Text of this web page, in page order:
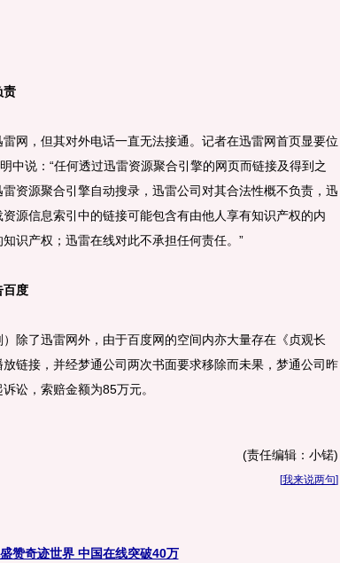
，但其对外电话一直无法接通。记者在迅雷网首页显要位
中说：“任何透过迅雷资源聚合引擎的网页而链接及得到之
资源聚合引擎自动搜录，迅雷公司对其合法性概不负责，迅
源信息索引中的链接可能包含有由他人享有知识产权的内
识产权；迅雷在线对此不承担任何责任。”
度
了迅雷网外，由于百度网的空间内亦大量存在《贞观长
链接，并经梦通公司两次书面要求移除而未果，梦通公司昨
讼，索赔金额为85万元。
(责任编辑：小锘)
[我来说两句]
赞奇迹世界 中国在线突破40万